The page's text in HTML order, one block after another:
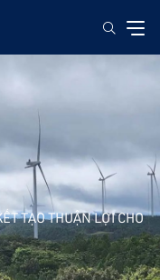
TẠO THUẬN LỢI CHO